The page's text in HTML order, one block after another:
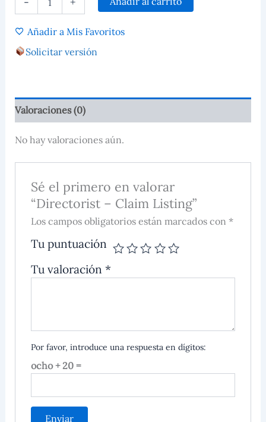
Añadir a Mis Favoritos
Solicitar versión
Valoraciones (0)
No hay valoraciones aún.
Sé el primero en valorar
“Directorist – Claim Listing”
Los campos obligatorios están marcados con *
Tu puntuación
Tu valoración*
Por favor, introduce una respuesta en dígitos:
ocho + 20 =